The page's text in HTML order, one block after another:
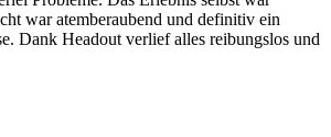
war atemberaubend und definitiv ein
Dank Headout verlief alles reibungslos und